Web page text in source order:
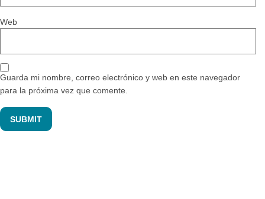
Web
Guarda mi nombre, correo electrónico y web en este navegador
para la próxima vez que comente.